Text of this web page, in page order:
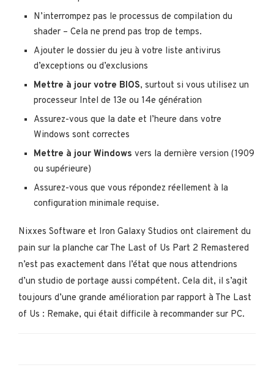
N’interrompez pas le processus de compilation du
shader – Cela ne prend pas trop de temps.
Ajouter le dossier du jeu à votre liste antivirus
d’exceptions ou d’exclusions
Mettre à jour votre BIOS, surtout si vous utilisez un
processeur Intel de 13e ou 14e génération
Assurez-vous que la date et l’heure dans votre
Windows sont correctes
Mettre à jour Windows vers la dernière version (1909
ou supérieure)
Assurez-vous que vous répondez réellement à la
configuration minimale requise.
Nixxes Software et Iron Galaxy Studios ont clairement du
pain sur la planche car The Last of Us Part 2 Remastered
n’est pas exactement dans l’état que nous attendrions
d’un studio de portage aussi compétent. Cela dit, il s’agit
toujours d’une grande amélioration par rapport à The Last
of Us : Remake, qui était difficile à recommander sur PC.